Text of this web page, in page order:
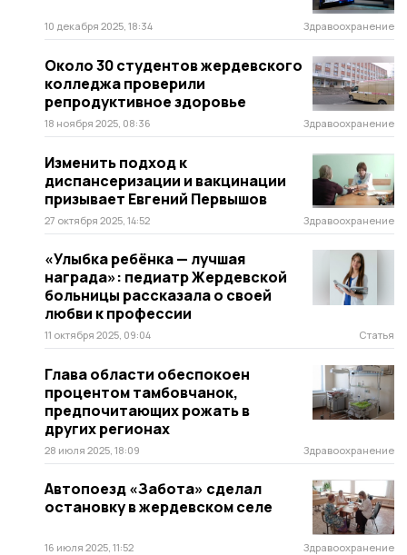
10 декабря 2025, 18:34 Здравоохранение
Около 30 студентов жердевского
колледжа проверили
репродуктивное здоровье
18 ноября 2025, 08:36 Здравоохранение
Изменить подход к
диспансеризации и вакцинации
призывает Евгений Первышов
27 октября 2025, 14:52 Здравоохранение
«Улыбка ребёнка — лучшая
награда»: педиатр Жердевской
больницы рассказала о своей
любви к профессии
11 октября 2025, 09:04 Статья
Глава области обеспокоен
процентом тамбовчанок,
предпочитающих рожать в
других регионах
28 июля 2025, 18:09 Здравоохранение
Автопоезд «Забота» сделал
остановку в жердевском селе
16 июля 2025, 11:52 Здравоохранение